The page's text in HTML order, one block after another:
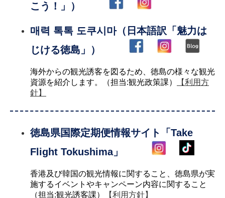
こう！」）
매력 톡톡 도쿠시마（日本語訳「魅力は
じける徳島」）
海外からの観光誘客を図るため、徳島の様々な観光
資源を紹介します。（担当:観光政策課）
【利用方
針】
徳島県国際定期便情報サイト「Take
Flight Tokushima」
香港及び韓国の観光情報に関すること、徳島県が実
施するイベントやキャンペーン内容に関すること
（担当:観光誘客課）
【利用方針】